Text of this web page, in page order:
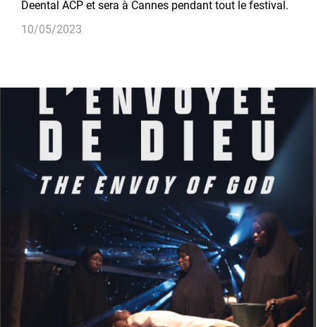
Deental ACP et sera à Cannes pendant tout le festival.
10/05/2023